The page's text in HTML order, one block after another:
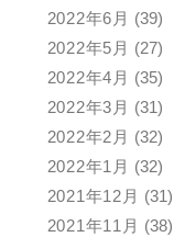
2022年6月 (39)
2022年5月 (27)
2022年4月 (35)
2022年3月 (31)
2022年2月 (32)
2022年1月 (32)
2021年12月 (31)
2021年11月 (38)